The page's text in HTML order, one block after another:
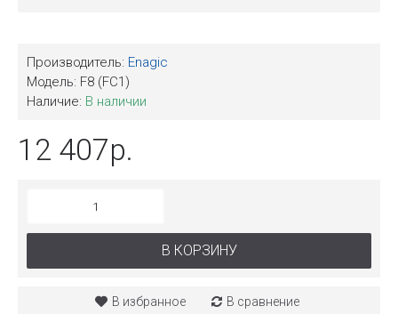
Производитель: Enagic
Модель: F8 (FC1)
Наличие: В наличии
12 407р.
В КОРЗИНУ
В избранное В сравнение